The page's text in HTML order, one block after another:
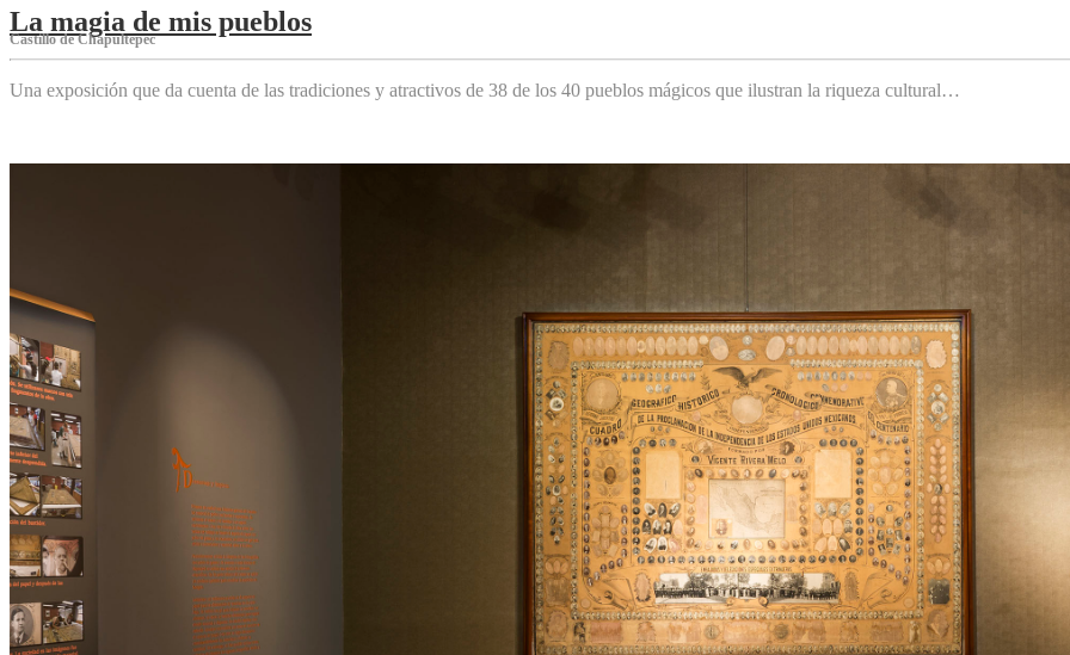
La magia de mis pueblos
Castillo de Chapultepec
Una exposición que da cuenta de las tradiciones y atractivos de 38 de los 40 pueblos mágicos que ilustran la riqueza cultural…